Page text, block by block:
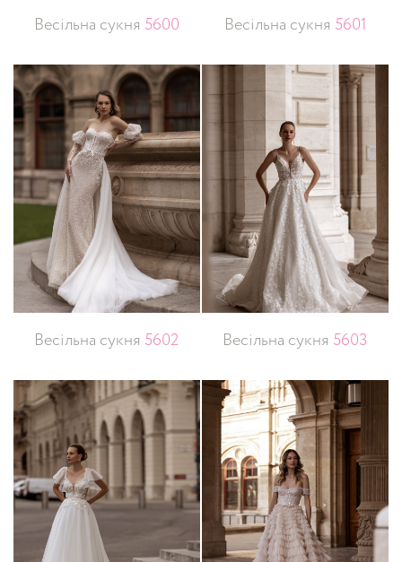
Весільна сукня 5600 Весільна сукня 5601
Весільна сукня 5602 Весільна сукня 5603